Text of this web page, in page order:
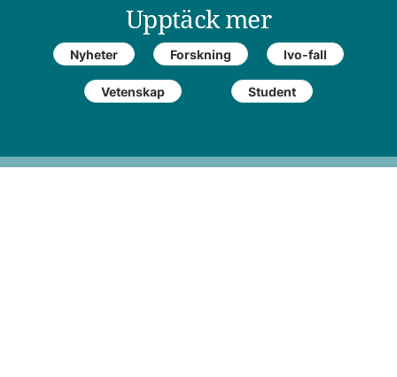
Upptäck mer
Nyheter Forskning Ivo-fall
Vetenskap Student